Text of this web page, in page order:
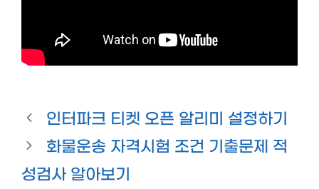
인터파크 티켓 오픈 알리미 설정하기
화물운송 자격시험 조건 기출문제 적
성검사 알아보기